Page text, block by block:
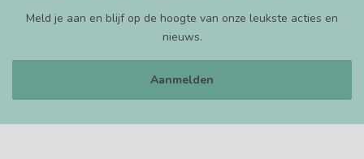
Meld je aan en blijf op de hoogte van onze leukste acties en
nieuws.
Aanmelden